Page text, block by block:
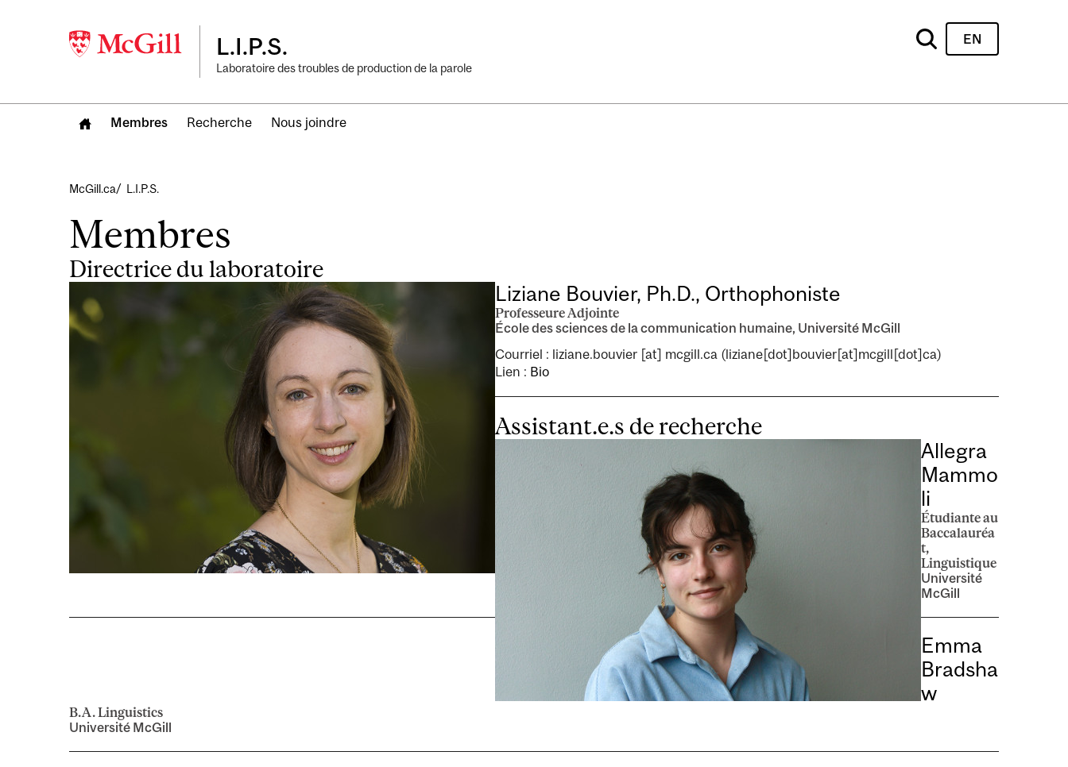
L.I.P.S.
Laboratoire des troubles de production de la parole
EN
Membres Recherche Nous joindre
Fil
d'Ariane
McGill.ca L.I.P.S.
Membres
Directrice du laboratoire
Liziane Bouvier, Ph.D., Orthophoniste
Professeure Adjointe
École des sciences de la communication humaine, Université McGill
Courriel : liziane.bouvier [at] mcgill.ca (liziane[dot]bouvier[at]mcgill[dot]ca)
Lien : Bio
Assistant.e.s de recherche
Allegra
Mammo
li
Étudiante au
Baccalauréa
t,
Linguistique
Université
McGill
Emma
Bradsha
w
B.A. Linguistics
Université McGill